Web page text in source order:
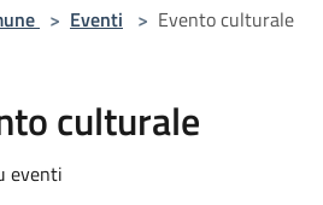
> Eventi > Evento culturale
culturale
eventi